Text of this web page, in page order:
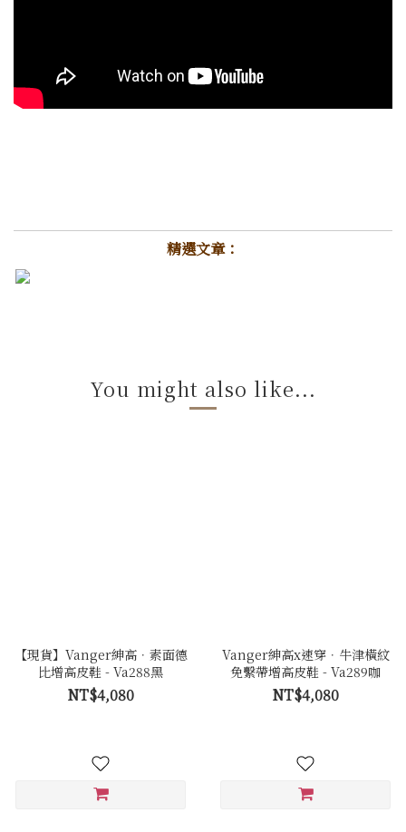
精選文章：
You might also like...
【現貨】Vanger紳高．素面德
比增高皮鞋 - Va288黑
NT$4,080
Vanger紳高x速穿．牛津橫紋
免繫帶增高皮鞋 - Va289咖
NT$4,080